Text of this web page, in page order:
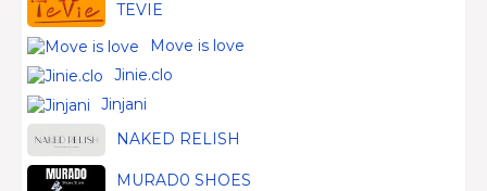
TEVIE
Move is love
Jinie.clo
Jinjani
NAKED RELISH
MURAD0 SHOES